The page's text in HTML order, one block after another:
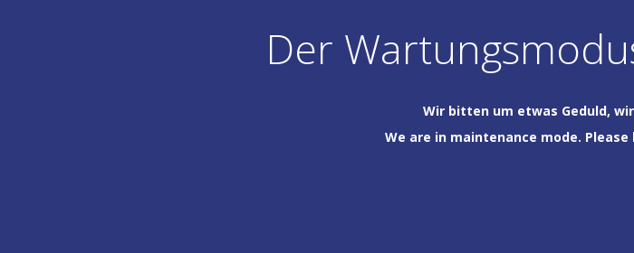
Der
Wir bitten um etwas Geduld,
We are in maintenance mode.